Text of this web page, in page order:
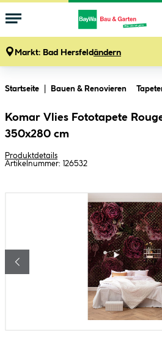
Markt: Bad Hersfeldändern
Startseite Bauen & Renovieren
Komar Vlies Fototapete
350x280 cm
Produktdetails
Artikelnummer: 126532